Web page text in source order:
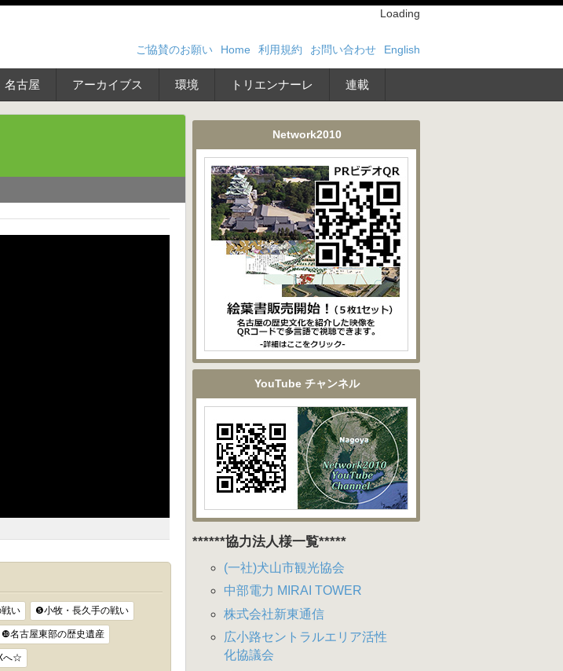
Loading
ご協賛のお願い Home 利用規約 お問い合わせ English
名古屋 アーカイブス 環境 トリエンナーレ 連載
い ❺小牧・長久手の戦い
❿名古屋東部の歴史遺産
へ☆
Network2010
YouTube チャンネル
******協力法人様一覧*****
(一社)犬山市観光協会
中部電力 MIRAI TOWER
株式会社新東通信
広小路セントラルエリア活性
化協議会